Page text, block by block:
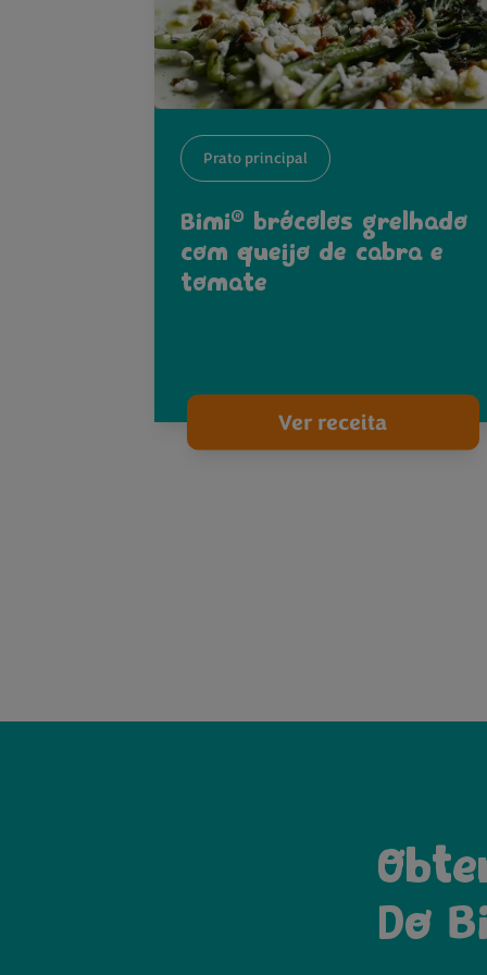
Prato principal
Bimi® brócolos grelhado
com queijo de cabra e
tomate
Ver receita
Do